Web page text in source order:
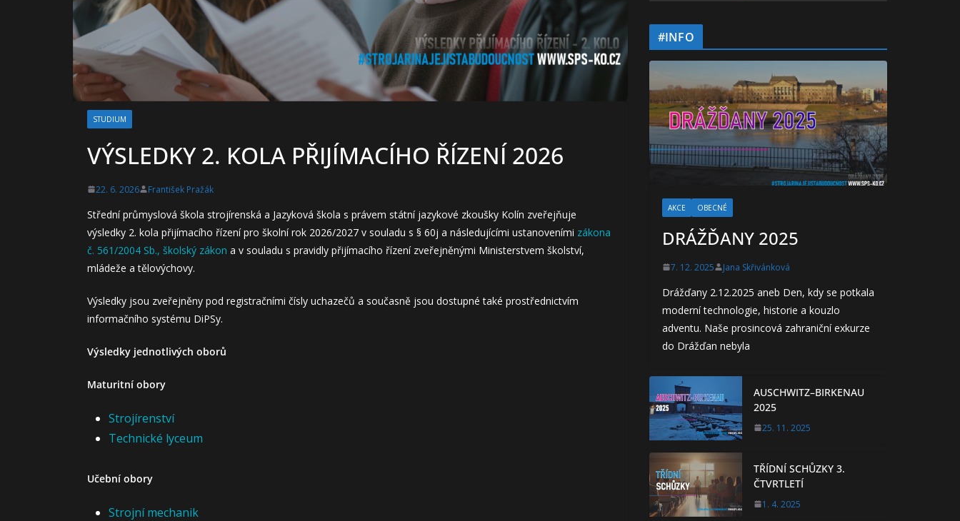
STUDIUM
VÝSLEDKY 2. KOLA PŘIJÍMACÍHO ŘÍZENÍ 2026
22. 6. 2026 František Pražák
Střední průmyslová škola strojírenská a Jazyková škola s právem státní jazykové zkoušky Kolín zveřejňuje
výsledky 2. kola přijímacího řízení pro školní rok 2026/2027 v souladu s § 60j a následujícími ustanoveními zákona
č. 561/2004 Sb., školský zákon a v souladu s pravidly přijímacího řízení zveřejněnými Ministerstvem školství,
mládeže a tělovýchovy.
Výsledky jsou zveřejněny pod registračními čísly uchazečů a současně jsou dostupné také prostřednictvím
informačního systému DiPSy.
Výsledky jednotlivých oborů
Maturitní obory
Strojírenství
Technické lyceum
Učební obory
Strojní mechanik
#INFO
AKCE OBECNÉ
DRÁŽĎANY 2025
7. 12. 2025 Jana Skřivánková
Drážďany 2.12.2025 aneb Den, kdy se potkala
moderní technologie, historie a kouzlo
adventu. Naše prosincová zahraniční exkurze
do Drážďan nebyla
AUSCHWITZ–BIRKENAU
2025
25. 11. 2025
TŘÍDNÍ SCHŮZKY 3.
ČTVRTLETÍ
1. 4. 2025